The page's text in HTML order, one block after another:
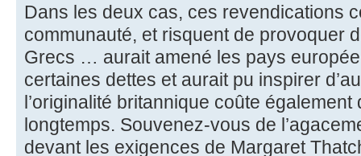
Dans les deux cas, ces revendications
communauté, et risquent de provoquer
Grecs … aurait amené les pays
certaines dettes et aurait pu inspirer
l’originalité britannique coûte
longtemps. Souvenez-vous de
devant les exigences de Margaret